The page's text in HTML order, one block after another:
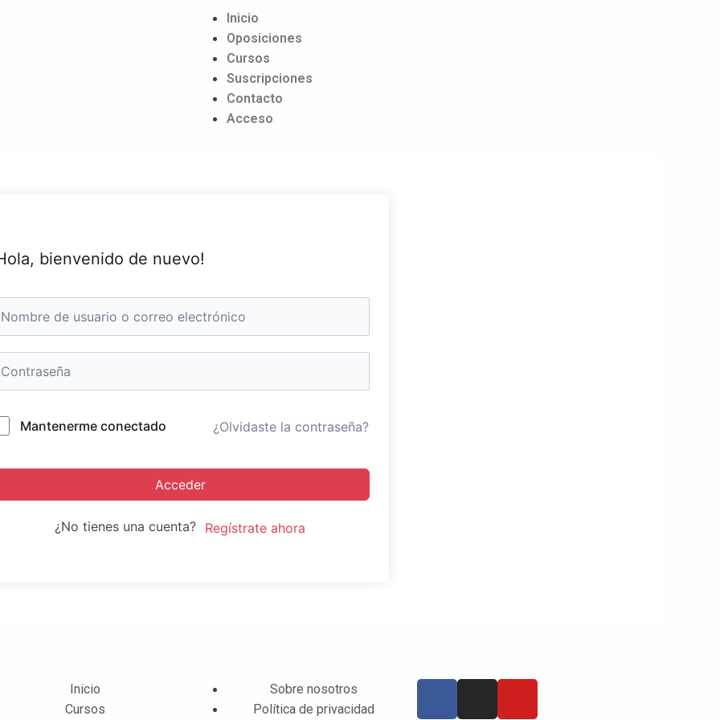
Inicio
Oposiciones
Cursos
Suscripciones
Contacto
Acceso
bienvenido de nuevo!
Mantenerme conectado ¿Olvidaste la contraseña?
Acceder
¿No tienes una cuenta? Regístrate ahora
Inicio
Cursos
Sobre nosotros
Política de privacidad